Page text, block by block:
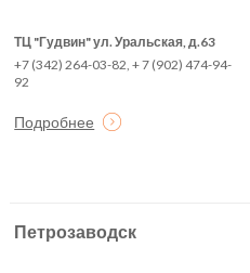
ТЦ "Гудвин" ул. Уральская, д.63
+7 (342) 264-03-82, + 7 (902) 474-94-
92
Подробнее
Петрозаводск